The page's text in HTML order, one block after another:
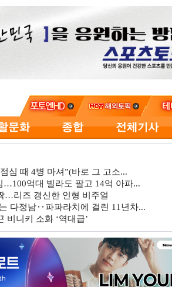
심 때 4병 마셔”(바로 그 고소...
억대 빌라도 팔고 14억 아파...
…리즈 갱신한 인형 비주얼
다정남‥파파라치에 걸린 11년차...
비니키 소화 ‘역대급’